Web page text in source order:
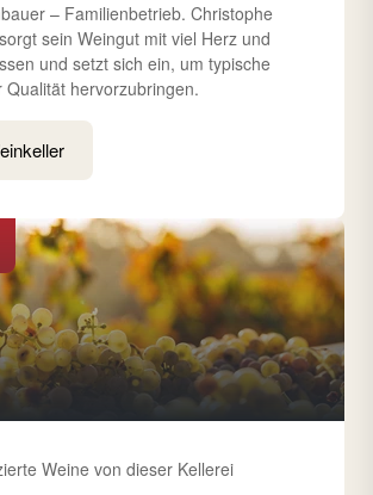
– Familienbetrieb. Christophe
sein Weingut mit viel Herz und
und setzt sich ein, um typische
Qualität hervorzubringen.
Weine von dieser Kellerei